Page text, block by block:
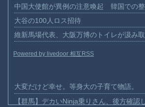
中国大使館が異例の注意喚起 韓国での
大谷の100人ロス招待
維新馬場代表、大阪万博のトイレが汲み
Powered by livedoor 相互RSS
大変だけど幸せ。等身大の子育て物語。
【群馬】デカいNinja乗りさん、後方確